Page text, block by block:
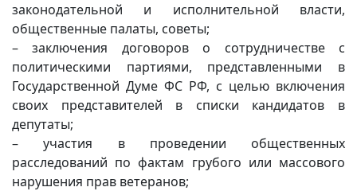
законодательной и исполнительной власти,
общественные палаты, советы;
– заключения договоров о сотрудничестве с
политическими партиями, представленными в
Государственной Думе ФС РФ, с целью включения
своих представителей в списки кандидатов в
депутаты;
– участия в проведении общественных
расследований по фактам грубого или массового
нарушения прав ветеранов;